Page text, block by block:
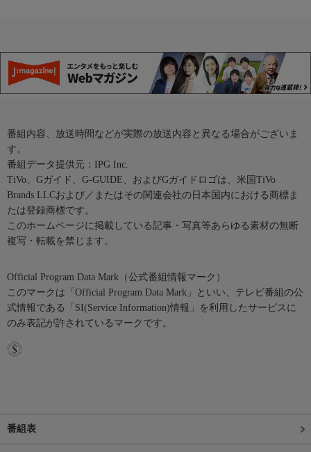
番組内容、放送時間などが実際の放送内容と異なる場合がございま
す。
番組データ提供元：IPG Inc.
TiVo、Gガイド、G-GUIDE、およびGガイドロゴは、米国TiVo
Brands LLCおよび／またはその関連会社の日本国内における商標ま
たは登録商標です。
このホームページに掲載している記事・写真等あらゆる素材の無断
複写・転載を禁じます。
Official Program Data Mark（公式番組情報マーク）
このマークは「Official Program Data Mark」といい、テレビ番組の公
式情報である「SI(Service Information)情報」を利用したサービスに
のみ表記が許されているマークです。
番組表